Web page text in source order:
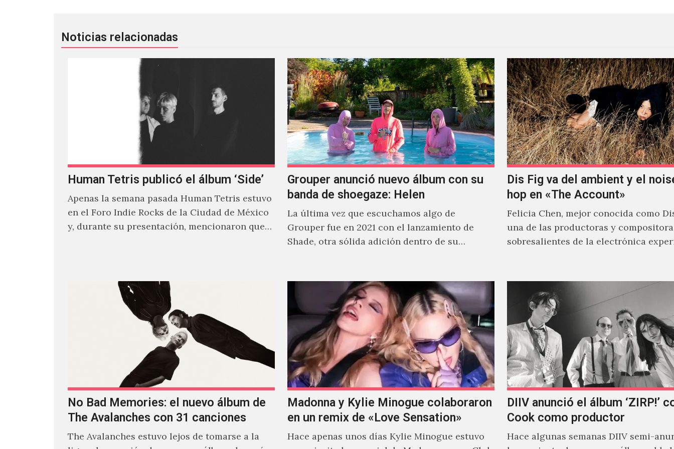
Noticias relacionadas
Human Tetris publicó el álbum ‘Side’
Apenas la semana pasada Human Tetris estuvo
en el Foro Indie Rocks de la Ciudad de México
y, durante su presentación, mencionaron que
Grouper anunció nuevo álbum con su
banda de shoegaze: Helen
La última vez que escuchamos algo de
Grouper fue en 2021 con el lanzamiento de
Shade, otra sólida adición dentro de su
Dis Fig va del ambient y el
hop en «The Account»
Felicia Chen, mejor conocida como
una de las productoras y
sobresalientes de la electrónica
No Bad Memories: el nuevo álbum de
The Avalanches con 31 canciones
The Avalanches estuvo lejos de tomarse a la
Madonna y Kylie Minogue colaboraron
en un remix de «Love Sensation»
Hace apenas unos días Kylie Minogue estuvo
DIIV anunció el álbum ‘ZIRP!’
Cook como productor
Hace algunas semanas DIIV semi-